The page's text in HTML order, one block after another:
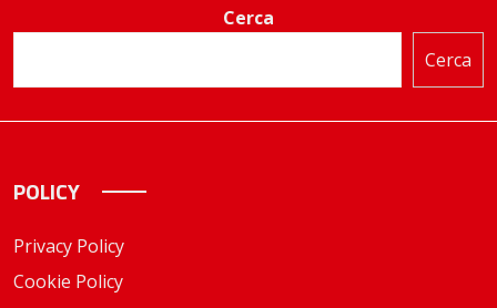
Cerca
Cerca
POLICY
Privacy Policy
Cookie Policy